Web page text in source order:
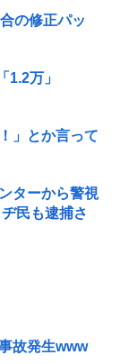
の修正パッ
万」
」とか言って
ターから警視
民も逮捕さ
故発生www